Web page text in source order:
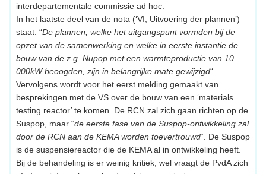
interdepartementale commissie ad hoc.
In het laatste deel van de nota (‘VI, Uitvoering der plannen’)
staat: “De plannen, welke het uitgangspunt vormden bij de
opzet van de samenwerking en welke in eerste instantie de
bouw van de z.g. Nupop met een warmteproductie van 10
000kW beoogden, zijn in belangrijke mate gewijzigd“.
Vervolgens wordt voor het eerst melding gemaakt van
besprekingen met de VS over de bouw van een ‘materials
testing reactor’ te komen. De RCN zal zich gaan richten op de
Suspop, maar “de eerste fase van de Suspop-ontwikkeling zal
door de RCN aan de KEMA worden toevertrouwd“. De Suspop
is de suspensiereactor die de KEMA al in ontwikkeling heeft.
Bij de behandeling is er weinig kritiek, wel vraagt de PvdA zich